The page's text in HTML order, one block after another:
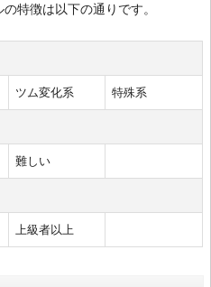
特徴は以下の通りです。
ツム変化系 特殊系
難しい
上級者以上